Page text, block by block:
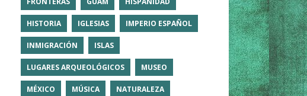
HISTORIA IGLESIAS IMPERIO ESPAÑOL
INMIGRACIÓN ISLAS
LUGARES ARQUEOLÓGICOS MUSEO
MÉXICO MÚSICA NATURALEZA